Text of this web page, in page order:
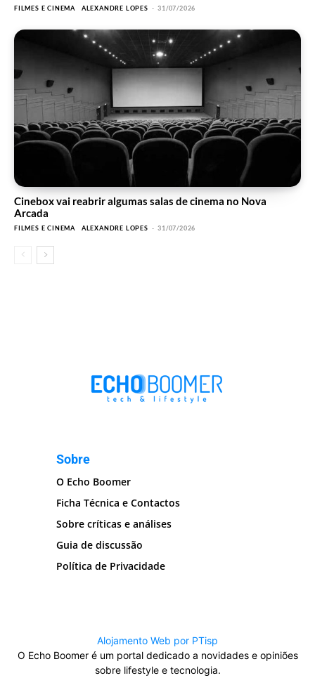
FILMES E CINEMA ALEXANDRE LOPES - 31/07/2026
Cinebox vai reabrir algumas salas de cinema no Nova
Arcada
FILMES E CINEMA ALEXANDRE LOPES - 31/07/2026
Sobre
O Echo Boomer
Ficha Técnica e Contactos
Sobre críticas e análises
Guia de discussão
Política de Privacidade
Alojamento Web por PTisp
O Echo Boomer é um portal dedicado a novidades e opiniões
sobre lifestyle e tecnologia.